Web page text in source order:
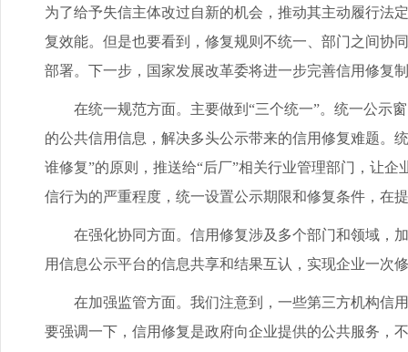
为了给予失信主体改过自新的机会，推动其主动履行法
复效能。但是也要看到，修复规则不统一、部门之间协
部署。下一步，国家发展改革委将进一步完善信用修复
在统一规范方面。主要做到“三个统一”。统一公示窗
的公共信用信息，解决多头公示带来的信用修复难题。
谁修复”的原则，推送给“后厂”相关行业管理部门，让
信行为的严重程度，统一设置公示期限和修复条件，在
在强化协同方面。信用修复涉及多个部门和领域，加
用信息公示平台的信息共享和结果互认，实现企业一次
在加强监管方面。我们注意到，一些第三方机构信用
要强调一下，信用修复是政府向企业提供的公共服务，